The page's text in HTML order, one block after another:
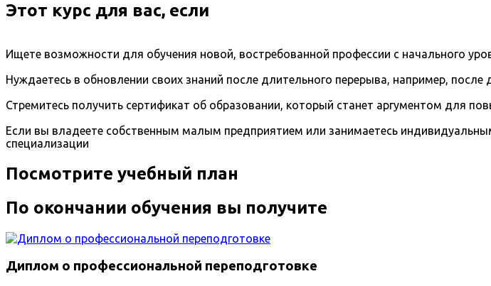
Этот курс для вас, если
Ищете возможности для обучения новой, востребованной профессии с начального
Нуждаетесь в обновлении своих знаний после длительного перерыва, например, после
Стремитесь получить сертификат об образовании, который станет аргументом для
Если вы владеете собственным малым предприятием или занимаетесь
специализации
Посмотрите учебный план
По окончании обучения вы получите
Диплом о профессиональной переподготовке